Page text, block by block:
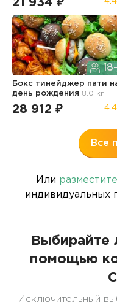
21 934 ₽
Бокс тинейджер пати
день рождения 8.0 кг
28 912 ₽
Все
Или
индивидуальных
помощью
Исключительный